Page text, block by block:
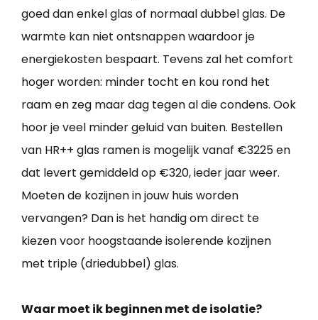
goed dan enkel glas of normaal dubbel glas. De
warmte kan niet ontsnappen waardoor je
energiekosten bespaart. Tevens zal het comfort
hoger worden: minder tocht en kou rond het
raam en zeg maar dag tegen al die condens. Ook
hoor je veel minder geluid van buiten. Bestellen
van HR++ glas ramen is mogelijk vanaf €3225 en
dat levert gemiddeld op €320, ieder jaar weer.
Moeten de kozijnen in jouw huis worden
vervangen? Dan is het handig om direct te
kiezen voor hoogstaande isolerende kozijnen
met triple (driedubbel) glas.
Waar moet ik beginnen met de isolatie?